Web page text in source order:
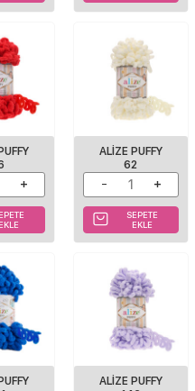
EKLE
ALIZE PUFFY
62
SEPETE
EKLE
ALIZE PUFFY